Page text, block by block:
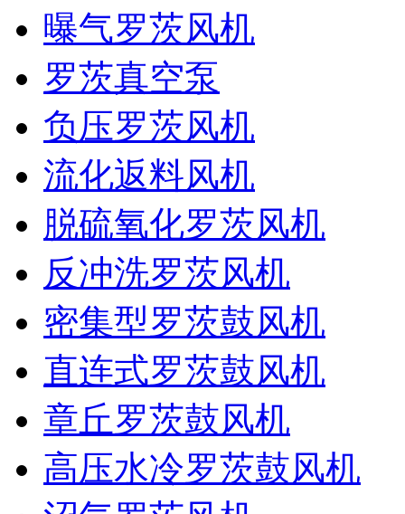
曝气罗茨风机
罗茨真空泵
负压罗茨风机
流化返料风机
脱硫氧化罗茨风机
反冲洗罗茨风机
密集型罗茨鼓风机
直连式罗茨鼓风机
章丘罗茨鼓风机
高压水冷罗茨鼓风机